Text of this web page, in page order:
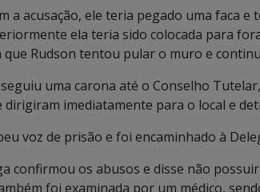
a acusação, ele teria pegado uma faca
ela teria sido colocada para
que Rudson tentou pular o muro e
uma carona até o Conselho
dirigiram imediatamente para o local e
voz de prisão e foi encaminhado à
confirmou os abusos e disse não
foi examinada por um médico,